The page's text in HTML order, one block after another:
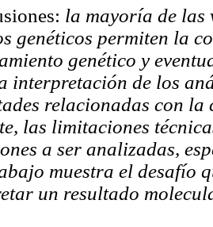
la mayoría de las
genéticos permiten la
genético y
interpretación de los
relacionadas con
las limitaciones
a ser analizadas,
muestra el desafío
un resultado